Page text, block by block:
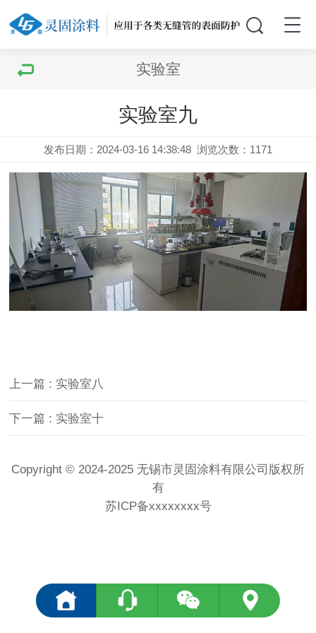
实验室
实验室九
发布日期：2024-03-16 14:38:48 浏览次数： 1171
上一篇 : 实验室八
下一篇 : 实验室十
Copyright © 2024-2025 无锡市灵固涂料有限公司版权所
有
苏ICP备xxxxxxxx号
<